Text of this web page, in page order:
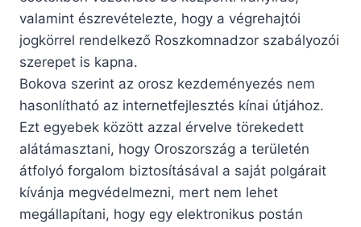
valamint észrevételezte, hogy a végrehajtói
jogkörrel rendelkező Roszkomnadzor szabályozói
szerepet is kapna.
Bokova szerint az orosz kezdeményezés nem
hasonlítható az internetfejlesztés kínai útjához.
Ezt egyebek között azzal érvelve törekedett
alátámasztani, hogy Oroszország a területén
átfolyó forgalom biztosításával a saját polgárait
kívánja megvédelmezni, mert nem lehet
megállapítani, hogy egy elektronikus postán